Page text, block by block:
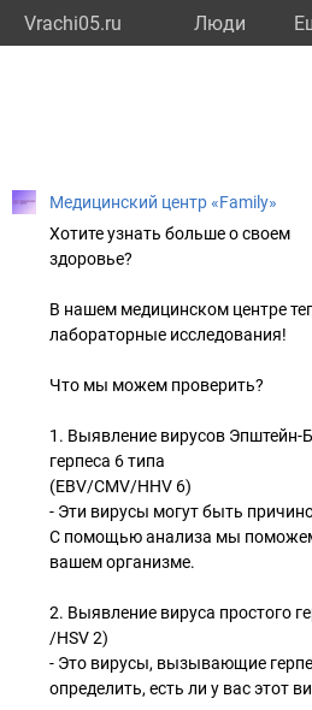
Vrachi05.ru Люди
Медицинский центр «Family»
Хотите узнать больше о своем
здоровье?
В нашем медицинском центре
лабораторные исследования!
Что мы можем проверить?
1. Выявление вирусов Эпштейн-
герпеса 6 типа
(EBV/CMV/HHV 6)
- Эти вирусы могут быть
С помощью анализа мы поможем
вашем организме.
2. Выявление вируса простого
/HSV 2)
- Это вирусы, вызывающие
определить, есть ли у вас этот